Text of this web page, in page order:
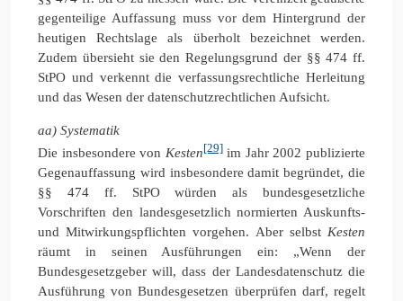
gegenteilige Auffassung muss vor dem Hintergrund der
heutigen Rechtslage als überholt bezeichnet werden.
Zudem übersieht sie den Regelungsgrund der §§ 474 ff.
StPO und verkennt die verfassungsrechtliche Herleitung
und das Wesen der datenschutzrechtlichen Aufsicht.
aa) Systematik
Die insbesondere von Kesten[29] im Jahr 2002 publizierte
Gegenauffassung wird insbesondere damit begründet, die
§§ 474 ff. StPO würden als bundesgesetzliche
Vorschriften den landesgesetzlich normierten Auskunfts-
und Mitwirkungspflichten vorgehen. Aber selbst Kesten
räumt in seinen Ausführungen ein: „Wenn der
Bundesgesetzgeber will, dass der Landesdatenschutz die
Ausführung von Bundesgesetzen überprüfen darf, regelt